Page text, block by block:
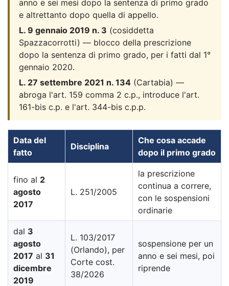
anno e sei mesi dopo la sentenza di primo grado
e altrettanto dopo quella di appello.
L. 9 gennaio 2019 n. 3 (cosiddetta
Spazzacorrotti) — blocco della prescrizione
dopo la sentenza di primo grado, per i fatti dal 1°
gennaio 2020.
L. 27 settembre 2021 n. 134 (Cartabia) —
abroga l'art. 159 comma 2 c.p., introduce l'art.
161-bis c.p. e l'art. 344-bis c.p.p.
Data del
fatto
Disciplina
Che cosa accade
dopo il primo grado
fino al 2
agosto
2017
L. 251/2005
la prescrizione
continua a correre,
con le sospensioni
ordinarie
dal 3
agosto
2017 al 31
dicembre
2019
L. 103/2017
(Orlando), per
Corte cost.
38/2026
sospensione per un
anno e sei mesi, poi
riprende